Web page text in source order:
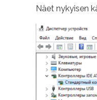
Näet nykyisen